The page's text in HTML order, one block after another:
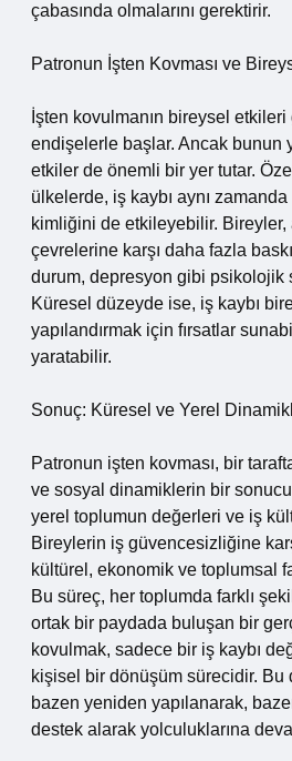
çabasında olmalarını gerektirir.
Patronun İşten Kovması ve
İşten kovulmanın bireysel
endişelerle başlar. Ancak bunun
etkiler de önemli bir yer tutar.
ülkelerde, iş kaybı aynı
kimliğini de etkileyebilir.
çevrelerine karşı daha fazla
durum, depresyon gibi psikolojik
Küresel düzeyde ise, iş kaybı
yapılandırmak için fırsatlar
yaratabilir.
Sonuç: Küresel ve Yerel
Patronun işten kovması, bir
ve sosyal dinamiklerin bir
yerel toplumun değerleri ve iş
Bireylerin iş güvencesizliğine
kültürel, ekonomik ve toplumsal
Bu süreç, her toplumda farklı
ortak bir paydada buluşan bir
kovulmak, sadece bir iş kaybı
kişisel bir dönüşüm sürecidir. Bu
bazen yeniden yapılanarak,
destek alarak yolculuklarına